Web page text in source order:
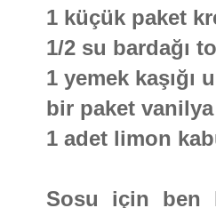
1 küçük paket
1/2 su bardağı
1 yemek kaşığı
bir paket vanilya
1 adet limon
Sosu için ben